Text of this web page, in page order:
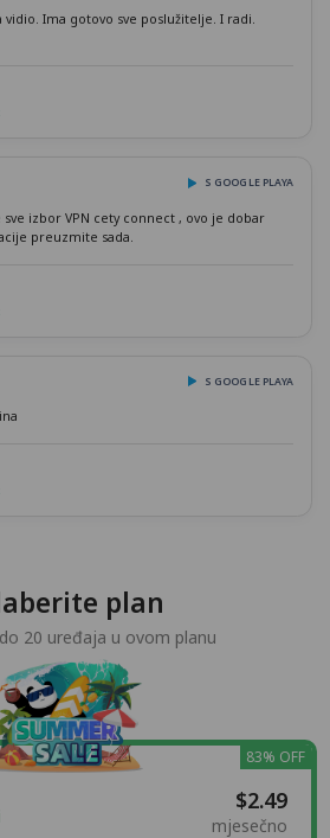
vidio. Ima gotovo sve poslužitelje. I radi.
S GOOGLE PLAYA
izbor VPN cety connect , ovo je dobar
preuzmite sada.
S GOOGLE PLAYA
plan
20 uređaja u ovom planu
$2.49
mjesečno
83% OFF